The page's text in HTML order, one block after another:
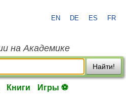
EN DE ES FR
на Академике
Найти!
Книги Игры ⚽